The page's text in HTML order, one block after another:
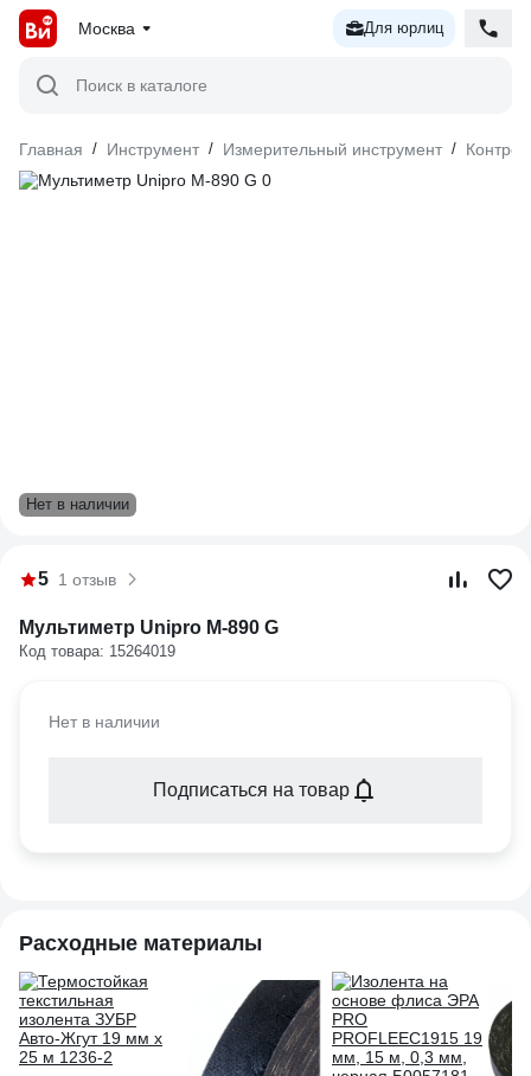
Москва Для юрлиц
Поиск в каталоге
Главная / Инструмент / Измерительный инструмент /
Нет в наличии
5 1 отзыв
Мультиметр Unipro М-890 G
Код товара: 15264019
Нет в наличии
Подписаться на товар
Расходные материалы